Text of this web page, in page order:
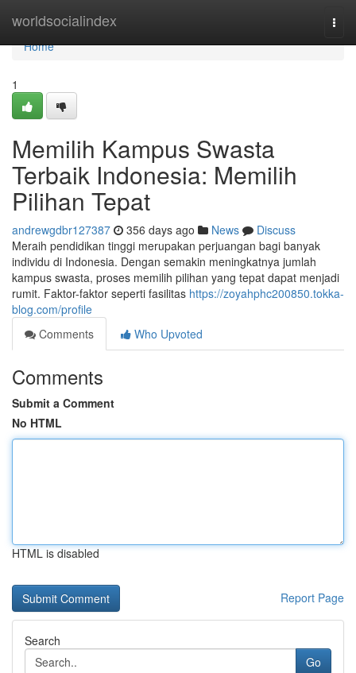
worldsocialindex
Home
Home
1
Memilih Kampus Swasta
Terbaik Indonesia: Memilih
Pilihan Tepat
andrewgdbr127387 356 days ago News
Discuss
Meraih pendidikan tinggi merupakan perjuangan bagi banyak
individu di Indonesia. Dengan semakin meningkatnya jumlah
kampus swasta, proses memilih pilihan yang tepat dapat menjadi
rumit. Faktor-faktor seperti fasilitas https://zoyahphc200850.tokka-
blog.com/profile
Comments
Who Upvoted
Comments
Submit a Comment
No HTML
HTML is disabled
Report Page
Search
Go